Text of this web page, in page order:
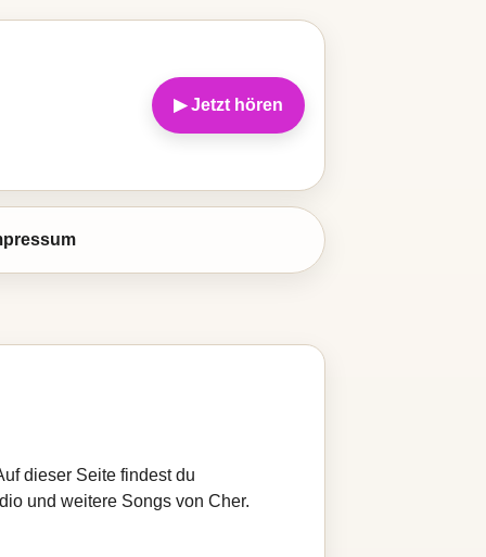
▶ Jetzt hören
dieser Seite findest du
und weitere Songs von Cher.